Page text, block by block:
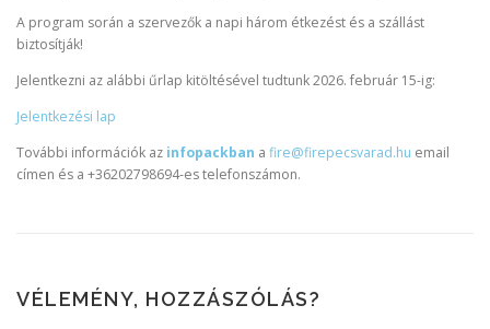
A program során a szervezők a napi három étkezést és a szállást
biztosítják!
Jelentkezni az alábbi űrlap kitöltésével tudtunk 2026. február 15-ig:
Jelentkezési lap
További információk az infopackban a fire@firepecsvarad.hu email
címen és a +36202798694-es telefonszámon.
VÉLEMÉNY, HOZZÁSZÓLÁS?